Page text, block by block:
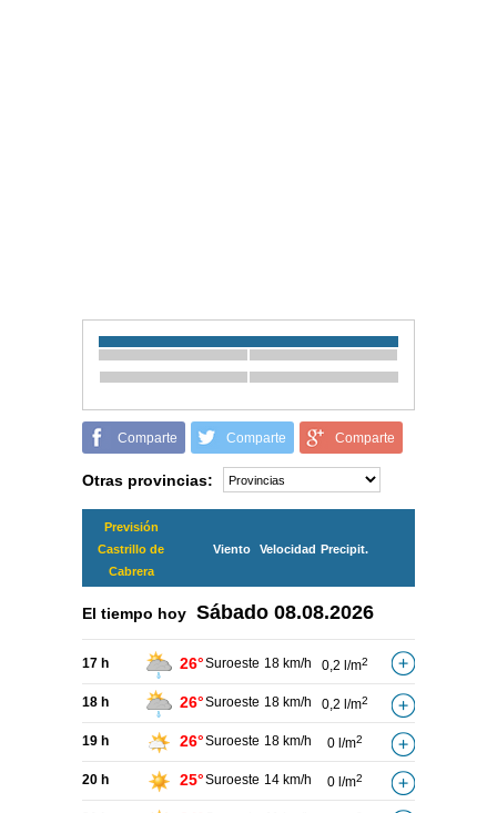
Comparte Comparte Comparte
Otras provincias:
Previsión
Castrillo de
Cabrera
Viento Velocidad Precipit.
El tiempo hoy Sábado 08.08.2026
17 h 26°Suroeste 18 km/h 0,2 l/m2
18 h 26°Suroeste 18 km/h 0,2 l/m2
19 h 26°Suroeste 18 km/h 0 l/m2
20 h 25°Suroeste 14 km/h 0 l/m2